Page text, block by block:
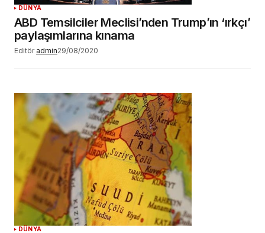
DÜNYA
ABD Temsilciler Meclisi’nden Trump’ın ‘ırkçı’
paylaşımlarına kınama
Editör admin29/08/2020
DÜNYA